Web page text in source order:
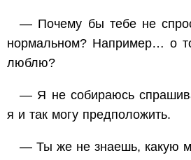
— Почему бы тебе не
нормальном? Например… о
люблю?
— Я не собираюсь
я и так могу предположить.
— Ты же не знаешь, какую